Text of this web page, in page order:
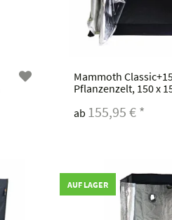
Mammoth
Pflanzenzelt, 150 x
ab 155,95 € *
AUF LAGER